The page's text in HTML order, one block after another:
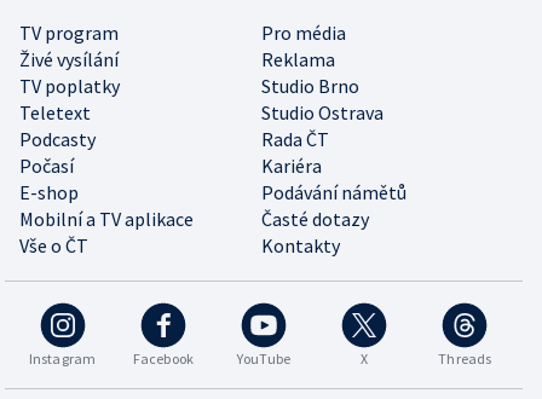
TV program
Pro média
Živé vysílání
Reklama
TV poplatky
Studio Brno
Teletext
Studio Ostrava
Podcasty
Rada ČT
Počasí
Kariéra
E-shop
Podávání námětů
Mobilní a TV aplikace
Časté dotazy
Vše o ČT
Kontakty
Instagram Facebook YouTube X Threads